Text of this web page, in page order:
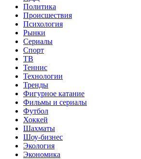
Политика
Происшествия
Психология
Рынки
Сериалы
Спорт
ТВ
Теннис
Технологии
Тренды
Фигурное катание
Фильмы и сериалы
Футбол
Хоккей
Шахматы
Шоу-бизнес
Экология
Экономика